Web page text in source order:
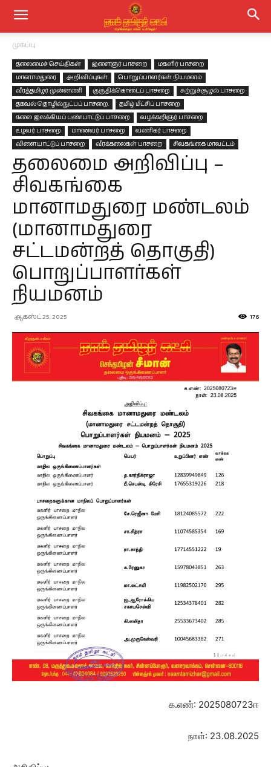
முகப்பு
தலைமைச் செய்திகள் இளைஞர் பாசறை
மகளிர் பாசறை
மானாமதுரை
அறிவிப்புகள்
பொறுப்பாளர்கள் நியமனம்
வீரத்தமிழர் முன்னணி
குருதிக்கொடைப் பாசறை
சுற்றுச்சூழல் பாசறை
தகவல் தொழில்நுட்பப் பாசறை.
தமிழ் மீட்சிப் பாசறை
கலை இலக்கியப் பண்பாட்டுப் பாசறை
வழக்கறிஞர் பாசறை
உழவர் பாசறை
மாணவர் பாசறை
வணிகர் பாசறை
விளையாட்டுப் பாசறை
வீரக்கலைகள் பாசறை சிவகங்கை மாவட்டம்
தலைமை அறிவிப்பு –
சிவகங்கை
மானாமதுரை மண்டலம்
(மானாமதுரை
சட்டமன்றத் தொகுதி)
பொறுப்பாளர்கள்
நியமனம்
ஆகஸ்ட் 25, 2025 176
க.எண்: 2025080723ஈ
நாள்: 23.08.2025